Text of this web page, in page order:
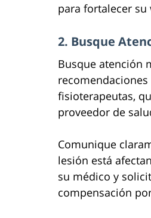
para fortalecer su
2. Busque
Busque atención
fisioterapeutas,
proveedor de
Comunique
lesión está
su médico y
compensación